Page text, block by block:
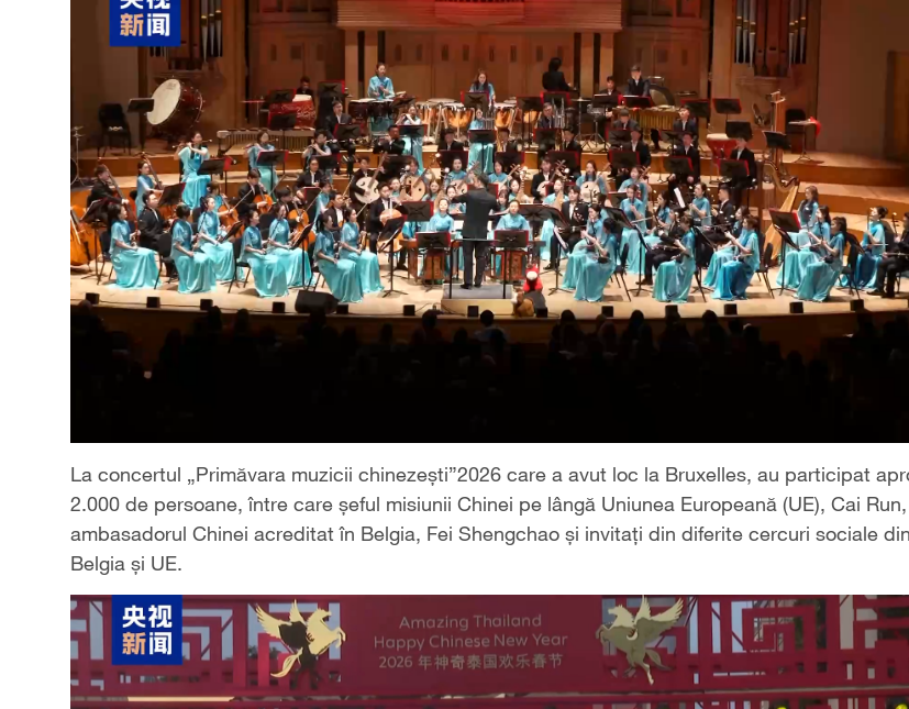
La concertul „Primăvara muzicii chinezești”2026 care a avut loc la Bruxelles, au participat
2.000 de persoane, între care șeful misiunii Chinei pe lângă Uniunea Europeană (UE), Cai Run,
ambasadorul Chinei acreditat în Belgia, Fei Shengchao și invitați din diferite cercuri sociale din
Belgia și UE.